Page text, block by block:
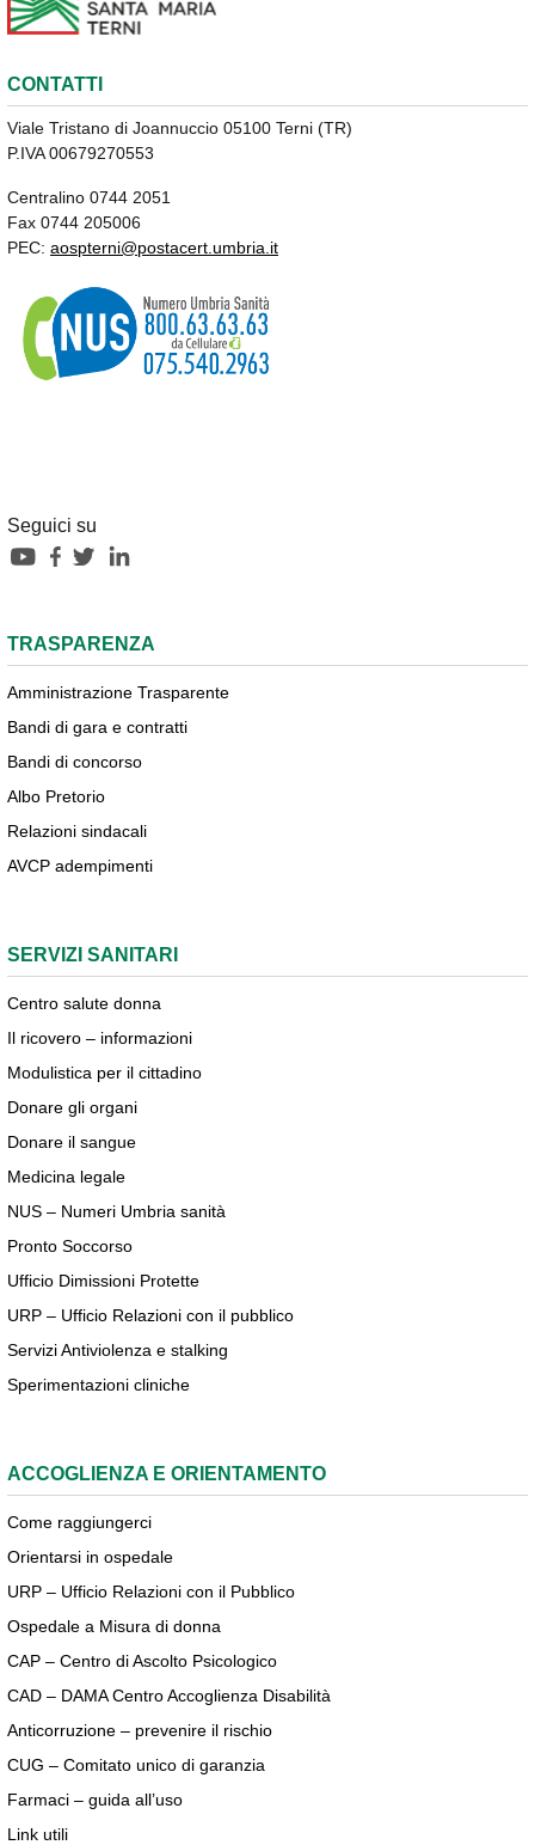
CONTATTI
Viale Tristano di Joannuccio 05100 Terni (TR)
P.IVA 00679270553
Centralino 0744 2051
Fax 0744 205006
PEC: aospterni@postacert.umbria.it
Seguici su
TRASPARENZA
Amministrazione Trasparente
Bandi di gara e contratti
Bandi di concorso
Albo Pretorio
Relazioni sindacali
AVCP adempimenti
SERVIZI SANITARI
Centro salute donna
Il ricovero – informazioni
Modulistica per il cittadino
Donare gli organi
Donare il sangue
Medicina legale
NUS – Numeri Umbria sanità
Pronto Soccorso
Ufficio Dimissioni Protette
URP – Ufficio Relazioni con il pubblico
Servizi Antiviolenza e stalking
Sperimentazioni cliniche
ACCOGLIENZA E ORIENTAMENTO
Come raggiungerci
Orientarsi in ospedale
URP – Ufficio Relazioni con il Pubblico
Ospedale a Misura di donna
CAP – Centro di Ascolto Psicologico
CAD – DAMA Centro Accoglienza Disabilità
Anticorruzione – prevenire il rischio
CUG – Comitato unico di garanzia
Farmaci – guida all’uso
Link utili